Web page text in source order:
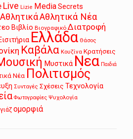
Live Lizie MediaSecrets
ΑθλητικάΑθλητικά Νέα
Βιβλίο Βιογραφικό Διατροφή
Ελλάδα Θάσος
Καβάλα Κουζίνα Κρατήσεις
Μυστικά Νεα Παιδιά
Νέα Πολιτισμός
Συνταγές Σχέσεις Τεχνολογία
Φωτογραφίες Ψυχολογία
ομορφιά